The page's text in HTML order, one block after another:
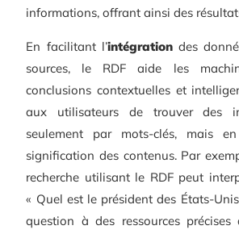
informations, offrant ainsi des
En facilitant l’intégrationdes
sources, le RDF aide les
conclusions contextuelles et
aux utilisateurs de trouver des
seulement par mots-clés, mais
signification des contenus. Par
recherche utilisant le RDF peut
« Quel est le président des États-
question à des ressources précises